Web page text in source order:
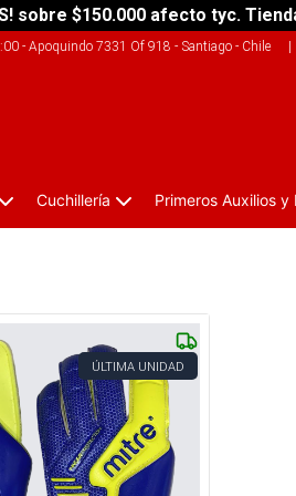
sobre $150.000 afecto tyc.
- Apoquindo 7331 Of 918 - Santiago - Chile|
Cuchillería Primeros Auxilios y
ÚLTIMA UNIDAD